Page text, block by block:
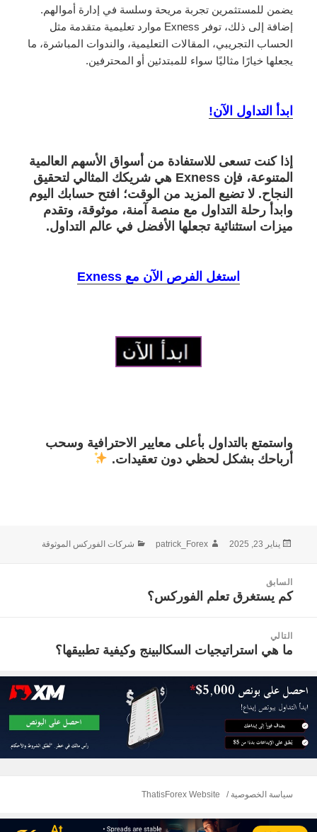
يضمن للمستثمرين تجربة مريحة وسلسة في إدارة أموالهم.
إضافة إلى ذلك، توفر Exness موارد تعليمية متقدمة مثل
الحساب التجريبي، المقالات التعليمية، والندوات المباشرة، ما
يجعلها خيارًا مثاليًا سواء للمبتدئين أو المحترفين.
ابدأ التداول الآن!
إذا كنت تسعى للاستفادة من أسواق الأسهم العالمية
المتنوعة، فإن Exness هي شريكك المثالي لتحقيق
النجاح. لا تضيع المزيد من الوقت؛ افتح حسابك اليوم
وابدأ رحلة التداول مع منصة آمنة، موثوقة، وتقدم
ميزات استثنائية تجعلها الأفضل في عالم التداول.
استغل الفرص الآن مع Exness
واستمتع بالتداول بأعلى معايير الاحترافية وسحب
أرباحك بشكل لحظي دون تعقيدات.
نُشرت
يناير 23, 2025 الكاتب
patrick_Forex التصنيفات
شركات الفوركس الموثوقة
المقالاتالسابق
المقالة
كم يستغرق تعلم الفوركس؟
التالي
المقالة
ما هي استراتيجيات السكالبينج وكيفية تطبيقها؟
سياسة الخصوصية ThatisForex Website